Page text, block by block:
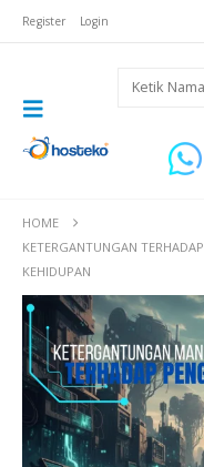
Register Login
HOME
KETERGANTUNGAN
KEHIDUPAN